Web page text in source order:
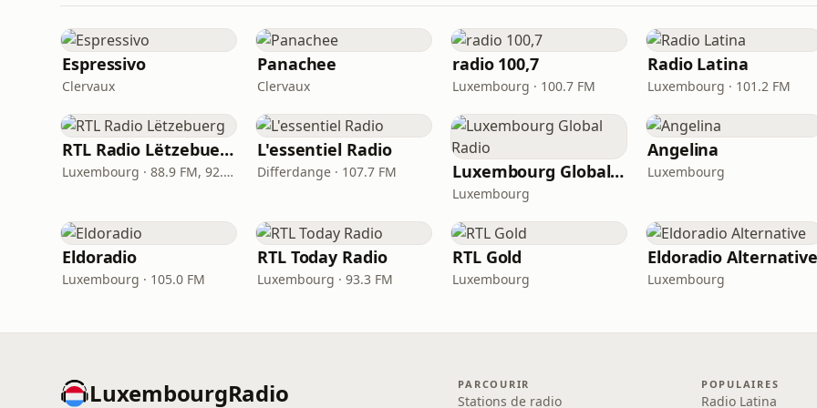
Espressivo
Clervaux
Panachee
Clervaux
radio 100,7
Luxembourg · 100.7 FM
Radio Latina
Luxembourg · 101.2 FM
RTL Radio Lëtzebuerg
Luxembourg · 88.9 FM, 92.5 FM
L'essentiel Radio
Differdange · 107.7 FM Luxembourg Global Radio
Luxembourg
Angelina
Luxembourg
Eldoradio
Luxembourg · 105.0 FM
RTL Today Radio
Luxembourg · 93.3 FM
RTL Gold
Luxembourg
Eldoradio
Luxembourg
LuxembourgRadio PARCOURIR
Stations de radio
POPULAIRES
Radio Latina